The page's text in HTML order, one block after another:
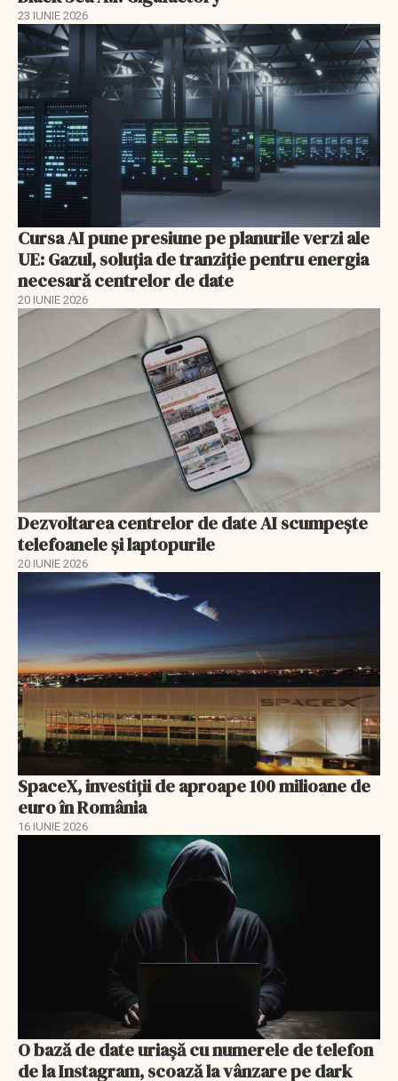
23 IUNIE 2026
Cursa AI pune presiune pe planurile verzi ale
UE: Gazul, soluția de tranziție pentru energia
necesară centrelor de date
20 IUNIE 2026
Dezvoltarea centrelor de date AI scumpeşte
telefoanele şi laptopurile
20 IUNIE 2026
SpaceX, investiţii de aproape 100 milioane de
euro în România
16 IUNIE 2026
O bază de date uriașă cu numerele de telefon
de la Instagram, scoază la vânzare pe dark